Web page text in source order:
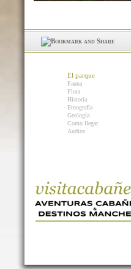
El parque
Fauna
Flora
Historia
Etnografía
Geología
Como llegar
Audios